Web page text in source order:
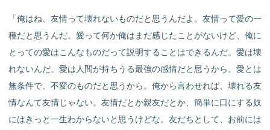
「俺はね、友情って壊れないものだと思うんだよ。友情って愛の一
種だと思うんだ。愛って何か俺はまだ感じたことがないけど、俺に
とっての愛はこんなものだって説明することはできるんだ。愛は壊
れないんだ。愛は人間が持ちうる最強の感情だと思うから。愛とは
無条件で、不変のものだと思うから。俺から言わせれば、壊れる友
情なんて友情じゃない。友情だとか親友だとか、簡単に口にする奴
にはきっと一生わからないと思うけどな。友だちとして、お前には